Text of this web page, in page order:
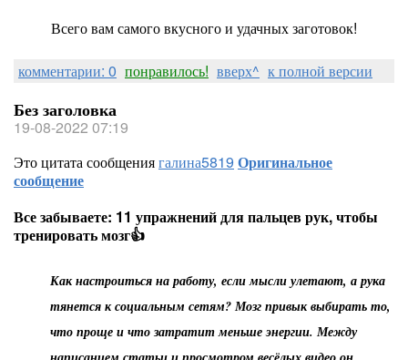
Всего вам самого вкусного и удачных заготовок!
комментарии: 0 понравилось! вверх^ к полной версии
Без заголовка
19-08-2022 07:19
Это цитата сообщениягалина5819 Оригинальное
сообщение
Все забываете: 11 упражнений для пальцев рук, чтобы
тренировать мозг👍
Как настроиться на работу, если мысли улетают, а рука
тянется к социальным сетям? Мозг привык выбирать то,
что проще и что затратит меньше энергии. Между